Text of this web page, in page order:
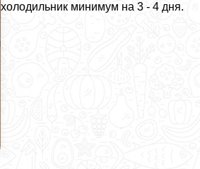
холодильник минимум на 3 - 4 дня.